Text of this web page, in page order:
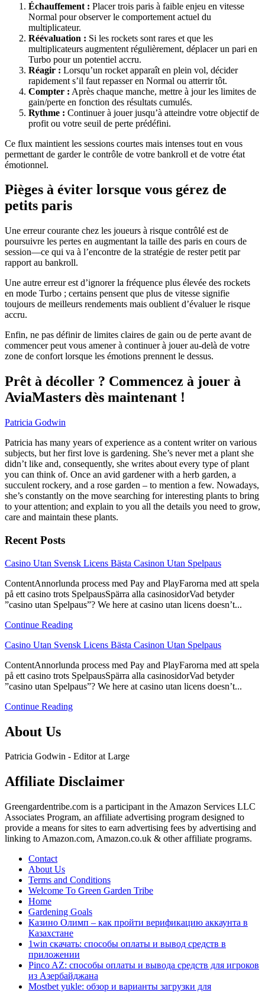
Échauffement : Placer trois paris à faible enjeu en vitesse
Normal pour observer le comportement actuel du
multiplicateur.
Réévaluation : Si les rockets sont rares et que les
multiplicateurs augmentent régulièrement, déplacer un pari en
Turbo pour un potentiel accru.
Réagir : Lorsqu’un rocket apparaît en plein vol, décider
rapidement s’il faut repasser en Normal ou atterrir tôt.
Compter : Après chaque manche, mettre à jour les limites de
gain/perte en fonction des résultats cumulés.
Rythme : Continuer à jouer jusqu’à atteindre votre objectif de
profit ou votre seuil de perte prédéfini.
Ce flux maintient les sessions courtes mais intenses tout en vous
permettant de garder le contrôle de votre bankroll et de votre état
émotionnel.
Pièges à éviter lorsque vous gérez de
petits paris
Une erreur courante chez les joueurs à risque contrôlé est de
poursuivre les pertes en augmentant la taille des paris en cours de
session—ce qui va à l’encontre de la stratégie de rester petit par
rapport au bankroll.
Une autre erreur est d’ignorer la fréquence plus élevée des rockets
en mode Turbo ; certains pensent que plus de vitesse signifie
toujours de meilleurs rendements mais oublient d’évaluer le risque
accru.
Enfin, ne pas définir de limites claires de gain ou de perte avant de
commencer peut vous amener à continuer à jouer au-delà de votre
zone de confort lorsque les émotions prennent le dessus.
Prêt à décoller ? Commencez à jouer à
AviaMasters dès maintenant !
Patricia Godwin
Patricia has many years of experience as a content writer on various
subjects, but her first love is gardening. She’s never met a plant she
didn’t like and, consequently, she writes about every type of plant
you can think of. Once an avid gardener with a herb garden, a
succulent rockery, and a rose garden – to mention a few. Nowadays,
she’s constantly on the move searching for interesting plants to bring
to your attention; and explain to you all the details you need to grow,
care and maintain these plants.
Recent Posts
link
Casino
Utan
Svensk
Bästa
Utan
Casino Utan Svensk Licens Bästa Casinon Utan Spelpaus
ContentAnnorlunda process med Pay and PlayFarorna med att spela
på ett casino trots SpelpausSpärra alla casinosidorVad betyder
”casino utan Spelpaus”? We here at casino utan licens doesn’t...
Continue Reading
link
Casino
Utan
Svensk
Bästa
Utan
Casino Utan Svensk Licens Bästa Casinon Utan Spelpaus
ContentAnnorlunda process med Pay and PlayFarorna med att spela
på ett casino trots SpelpausSpärra alla casinosidorVad betyder
”casino utan Spelpaus”? We here at casino utan licens doesn’t...
Continue Reading
About Us
Patricia Godwin - Editor at Large
Affiliate Disclaimer
Greengardentribe.com is a participant in the Amazon Services LLC
Associates Program, an affiliate advertising program designed to
provide a means for sites to earn advertising fees by advertising and
linking to Amazon.com, Amazon.co.uk & other affiliate programs.
Contact
About Us
Terms and Conditions
Welcome To Green Garden Tribe
Home
Gardening Goals
Казино Олимп – как пройти верификацию аккаунта в
Казахстане
1win скачать: способы оплаты и вывод средств в
приложении
Pinco AZ: способы оплаты и вывода средств для игроков
из Азербайджана
Mostbet yukle: обзор и варианты загрузки для